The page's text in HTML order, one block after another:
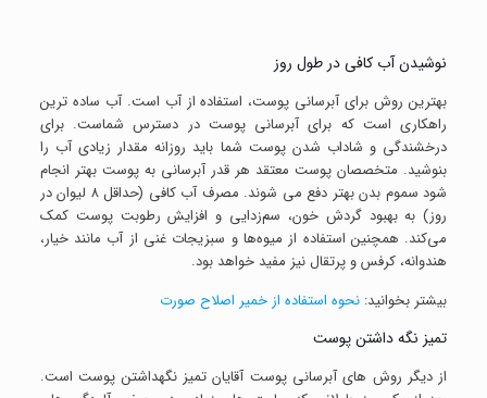
نوشیدن آب کافی در طول روز
بهترین روش برای آبرسانی پوست، استفاده از آب است. آب ساده ترین
راهکاری است که برای آبرسانی پوست در دسترس شماست. برای
درخشندگی و شاداب شدن پوست شما باید روزانه مقدار زیادی آب را
بنوشید. متخصصان پوست معتقد هر قدر آبرسانی به پوست بهتر انجام
شود سموم بدن بهتر دفع می شوند. مصرف آب کافی (حداقل ۸ لیوان در
روز) به بهبود گردش خون، سم‌زدایی و افزایش رطوبت پوست کمک
می‌کند. همچنین استفاده از میوه‌ها و سبزیجات غنی از آب مانند خیار،
هندوانه، کرفس و پرتقال نیز مفید خواهد بود.
بیشتر بخوانید: نحوه استفاده از خمیر اصلاح صورت
تمیز نگه داشتن پوست
از دیگر روش های آبرسانی پوست آقایان تمیز نگهداشتن پوست است.